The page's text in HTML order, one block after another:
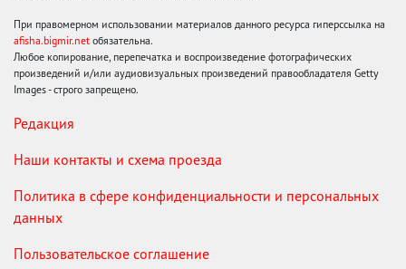
При правомерном использовании материалов данного ресурса гиперссылка на
afisha.bigmir.net обязательна.
Любое копирование, перепечатка и воспроизведение фотографических
произведений и/или аудиовизуальных произведений правообладателя Getty
Images - строго запрещено.
Редакция
Наши контакты и схема проезда
Политика в сфере конфиденциальности и персональных
данных
Пользовательское соглашение